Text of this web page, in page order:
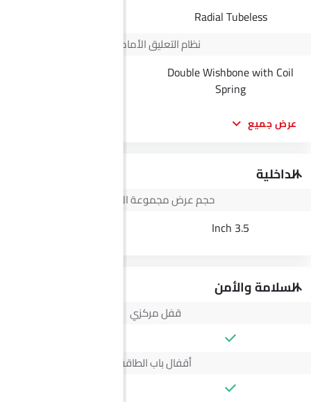
Radial Tubeless
نظام التعليق الأمامي
Double Wishbone with Coil
Spring
MacPherson Strut
عرض جميع
الداخلية
حجم عرض مجموعة الأجهزة
3.5 Inch
السلامة والأمن
قفل مركزي
أقفال باب الطاقة